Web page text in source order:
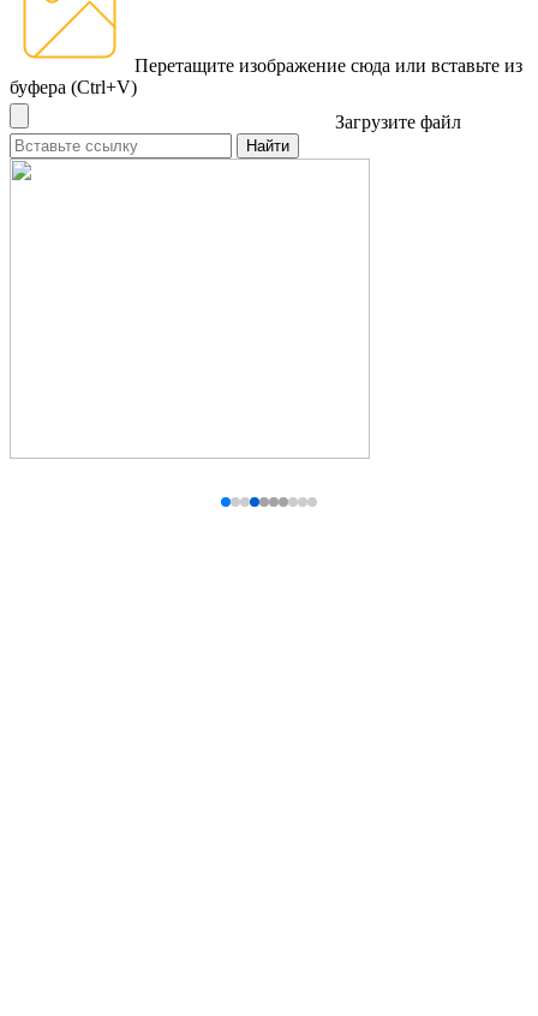
Перетащите изображение сюда или вставьте из
буфера (Ctrl+V)
Загрузите файл
Найти